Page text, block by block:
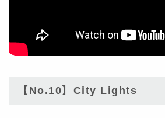
【No.10】City Lights